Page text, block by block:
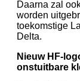
Daarna zal
worden
toekomstige
Delta.
Nieuw HF-
onstuitbare